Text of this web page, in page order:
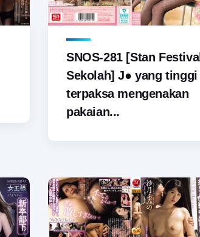
SNOS-281 [Stan Festival
Sekolah] J● yang tinggi
terpaksa mengenakan
pakaian...